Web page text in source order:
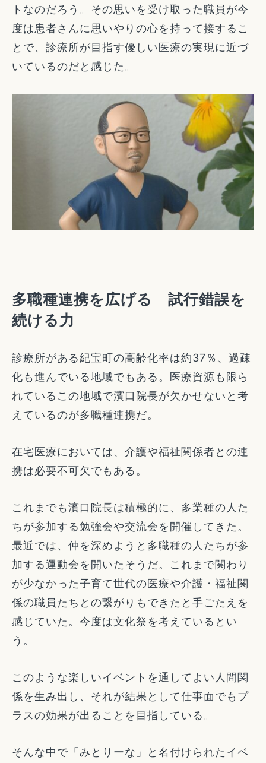
トなのだろう。その思いを受け取った職員が今
度は患者さんに思いやりの心を持って接するこ
とで、診療所が目指す優しい医療の実現に近づ
いているのだと感じた。
多職種連携を広げる 試行錯誤を
続ける力
診療所がある紀宝町の高齢化率は約37％、過疎
化も進んでいる地域でもある。医療資源も限ら
れているこの地域で濱口院長が欠かせないと考
えているのが多職種連携だ。
在宅医療においては、介護や福祉関係者との連
携は必要不可欠でもある。
これまでも濱口院長は積極的に、多業種の人た
ちが参加する勉強会や交流会を開催してきた。
最近では、仲を深めようと多職種の人たちが参
加する運動会を開いたそうだ。これまで関わり
が少なかった子育て世代の医療や介護・福祉関
係の職員たちとの繋がりもできたと手ごたえを
感じていた。今度は文化祭を考えているとい
う。
このような楽しいイベントを通してよい人間関
係を生み出し、それが結果として仕事面でもプ
ラスの効果が出ることを目指している。
そんな中で「みとりーな」と名付けられたイベ